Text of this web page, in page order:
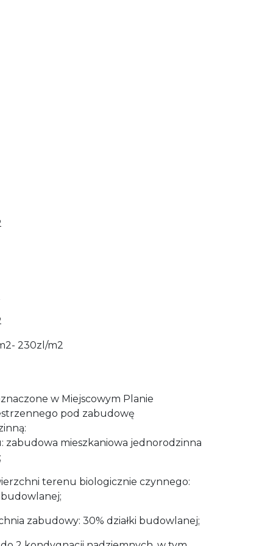
230zl/m2
w Miejscowym Planie
pod zabudowę
zabudowa mieszkaniowa jednorodzinna
terenu biologicznie czynnego:
budowlanej;
zabudowy: 30% działki budowlanej;